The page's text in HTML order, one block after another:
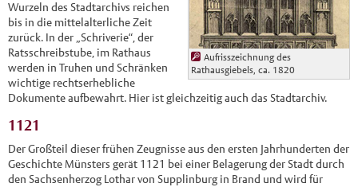
Aufrisszeichnung des
Rathausgiebels, ca. 1820
Wurzeln des Stadtarchivs reichen
bis in die mittelalterliche Zeit
zurück. In der „Schriverie“, der
Ratsschreibstube, im Rathaus
werden in Truhen und Schränken
wichtige rechtserhebliche
Dokumente aufbewahrt. Hier ist gleichzeitig auch das Stadtarchiv.
1121
Der Großteil dieser frühen Zeugnisse aus den ersten Jahrhunderten der
Geschichte Münsters gerät 1121 bei einer Belagerung der Stadt durch
den Sachsenherzog Lothar von Supplinburg in Brand und wird für